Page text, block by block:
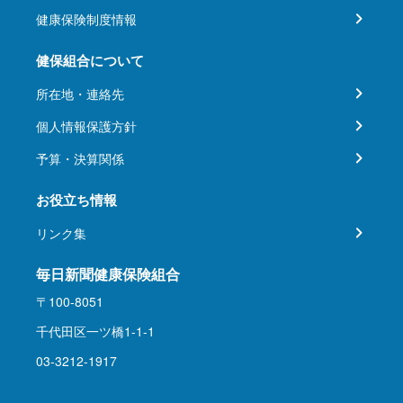
健康保険制度情報
健保組合について
所在地・連絡先
個人情報保護方針
予算・決算関係
お役立ち情報
リンク集
毎日新聞健康保険組合
〒100-8051
千代田区一ツ橋1-1-1
03-3212-1917